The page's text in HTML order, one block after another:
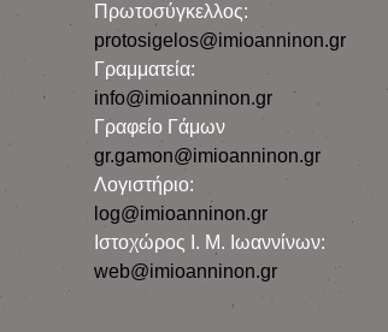
Πρωτοσύγκελλος:
protosigelos@imioanninon.gr
Γραμματεία:
info@imioanninon.gr
Γραφείο Γάμων
gr.gamon@imioanninon.gr
Λογιστήριο:
log@imioanninon.gr
Ιστοχώρος Ι. Μ. Ιωαννίνων:
web@imioanninon.gr